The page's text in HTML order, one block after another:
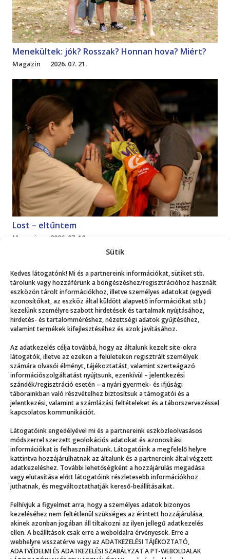
Sütik
Kedves látogatónk! Mi és a partnereink információkat, sütiket stb.
tárolunk vagy hozzáférünk a böngészéshez/regisztrációhoz használt
eszközön tárolt információkhoz, illetve személyes adatokat (egyedi
azonosítókat, az eszköz által küldött alapvető információkat stb.)
kezelünk személyre szabott hirdetések és tartalmak nyújtásához,
hirdetés- és tartalomméréshez, nézettségi adatok gyűjtéséhez,
valamint termékek kifejlesztéséhez és azok javításához.
Az adatkezelés célja továbbá, hogy az általunk kezelt site-okra
látogatók, illetve az ezeken a felületeken regisztrált személyek
számára olvasói élményt, tájékoztatást, valamint szerteágazó
információszolgáltatást nyújtsunk, ezenkívül – jelentkezési
szándék/regisztráció esetén – a nyári gyermek- és ifjúsági
táborainkban való részvételhez biztosítsuk a támogatói és a
jelentkezési, valamint a számlázási feltételeket és a táborszervezéssel
kapcsolatos kommunikációt.
Látogatóink engedélyével mi és a partnereink eszközleolvasásos
módszerrel szerzett geolokációs adatokat és azonosítási
információkat is felhasználhatunk. Látogatóink a megfelelő helyre
kattintva hozzájárulhatnak az általunk és a partnereink által végzett
adatkezeléshez. További lehetőségként a hozzájárulás megadása
vagy elutasítása előtt látogatóink részletesebb információkhoz
juthatnak, és megváltoztathatják kereső-beállításaikat.
Felhívjuk a figyelmet arra, hogy a személyes adatok bizonyos
kezeléséhez nem feltétlenül szükséges az érintett hozzájárulása,
akinek azonban jogában áll tiltakozni az ilyen jellegű adatkezelés
ellen. A beállítások csak erre a weboldalra érvényesek. Erre a
webhelyre visszatérve vagy az ADATKEZELÉSI TÁJÉKOZTATÓ,
ADATVÉDELMI ÉS ADATKEZELÉSI SZABÁLYZAT A PT-WEBOLDALAK
Menekültek: jók? Rosszak? Honnan hova? Miért?
Magazin 2026. 07. 21.
Lost – eltűntem
Magazin 2026. 07. 18.
Még több
A vízi csata